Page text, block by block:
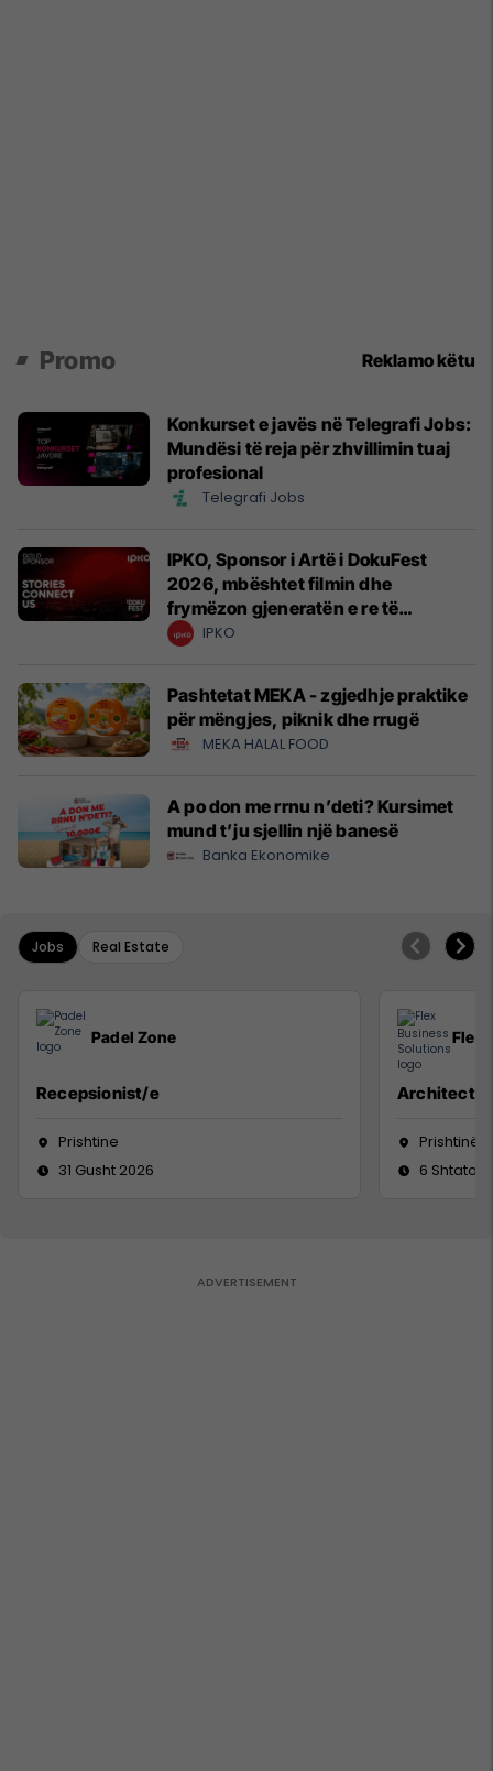
Promo Reklamo këtu
Konkurset e javës në Telegrafi Jobs:
Mundësi të reja për zhvillimin tuaj
profesional
Telegrafi Jobs
IPKO, Sponsor i Artë i DokuFest
2026, mbështet filmin dhe
frymëzon gjeneratën e re të
krijuesve
IPKO
Pashtetat MEKA - zgjedhje praktike
për mëngjes, piknik dhe rrugë
MEKA HALAL FOOD
A po don me rrnu n’deti? Kursimet
mund t’ju sjellin një banesë
Banka Ekonomike
Jobs Real Estate
Padel Zone
Recepsionist/e
Prishtine
31 Gusht 2026
Flex
Architect
Prishtinë
6 Shtator